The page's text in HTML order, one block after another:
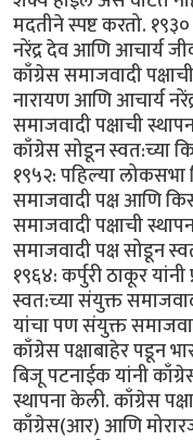
मदतीने स्पष्ट करतो.
नरेंद्र देव आणि आचार्य
काँग्रेस समाजवादी
नारायण आणि आचार्य
समाजवादी पक्षाची
काँग्रेस सोडून स्वत:च्या
१९५२: पहिल्या
समाजवादी पक्ष आणि
समाजवादी पक्षाची
समाजवादी पक्ष सोडून
१९६४: कर्पुरी ठाकूर
स्वत:च्या संयुक्त
यांचा पण संयुक्त
काँग्रेस पक्षाबाहेर पडून
बिजू पटनाईक यांनी
स्थापना केली. काँग्रेस
काँग्रेस(आर) आणि